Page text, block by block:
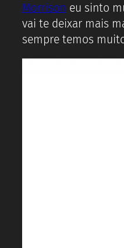
Morrison eu sinto
vai te deixar mais
sempre temos